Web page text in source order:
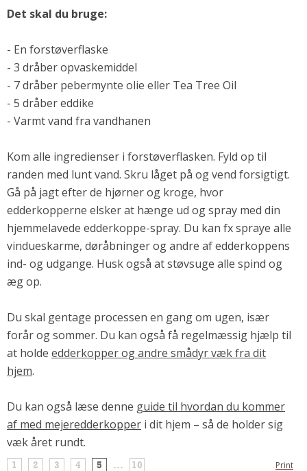
Det skal du bruge:
- En forstøverflaske
- 3 dråber opvaskemiddel
- 7 dråber pebermynte olie eller Tea Tree Oil
- 5 dråber eddike
- Varmt vand fra vandhanen
Kom alle ingredienser i forstøverflasken. Fyld op til
randen med lunt vand. Skru låget på og vend forsigtigt.
Gå på jagt efter de hjørner og kroge, hvor
edderkopperne elsker at hænge ud og spray med din
hjemmelavede edderkoppe-spray. Du kan fx spraye alle
vindueskarme, døråbninger og andre af edderkoppens
ind- og udgange. Husk også at støvsuge alle spind og
æg op.
Du skal gentage processen en gang om ugen, især
forår og sommer. Du kan også få regelmæssig hjælp til
at holde edderkopper og andre smådyr væk fra dit
hjem.
Du kan også læse denne guide til hvordan du kommer
af med mejeredderkopper i dit hjem – så de holder sig
væk året rundt.
1 2 3 4 5 ... 10 Print